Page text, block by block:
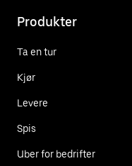
Produkter
Ta en tur
Kjør
Levere
Spis
Uber for bedrifter